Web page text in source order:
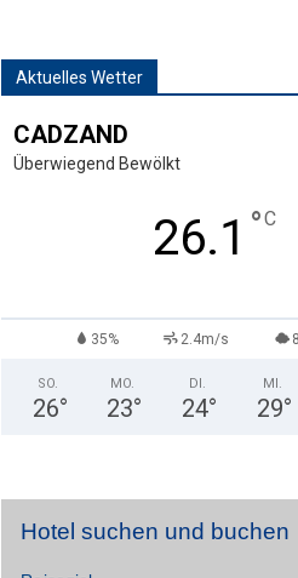
Aktuelles Wetter
CADZAND
Überwiegend Bewölkt
26.1 °C
35% 2.4m/s
SO.
26°
MO.
23°
DI.
24°
MI.
29°
Hotel suchen und buchen